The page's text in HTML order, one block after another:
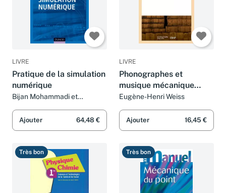
LIVRE
Pratique de la simulation
numérique
Bijan Mohammadi et
Ajouter 64,48 €
LIVRE
Phonographes et
musique mécanique
(Éd.1930)
Eugène-Henri Weiss
Ajouter 16,45 €
Très bon Très bon